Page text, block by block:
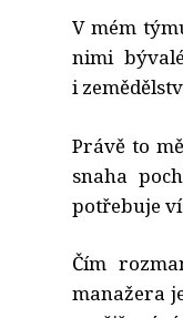
V mém
nimi
i
Právě to
snaha
potřebuje
Čím
manažera